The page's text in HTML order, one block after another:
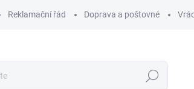
Reklamační řád Doprava a poštovné
Hledat